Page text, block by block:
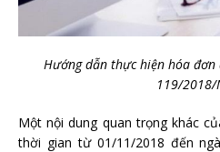
Hướng dẫn thực hiện hóa
119/2018/
Một nội dung quan trọng khác
thời gian từ 01/11/2018 đến